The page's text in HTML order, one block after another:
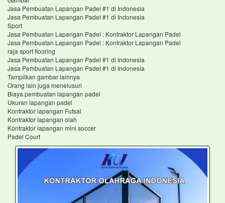
Jasa Pembuatan Lapangan Padel #1 di Indonesia
Jasa Pembuatan Lapangan Padel #1 di Indonesia
Sport
Jasa Pembuatan Lapangan Padel : Kontraktor Lapangan Padel
Jasa Pembuatan Lapangan Padel : Kontraktor Lapangan Padel
raja sport flooring
Jasa Pembuatan Lapangan Padel #1 di Indonesia
Jasa Pembuatan Lapangan Padel #1 di Indonesia
Tampilkan gambar lainnya
Orang lain juga menelusuri
Biaya pembuatan lapangan padel
Ukuran lapangan padel
Kontraktor lapangan Futsal
Kontraktor lapangan olah
Kontraktor lapangan mini soccer
Padel Court